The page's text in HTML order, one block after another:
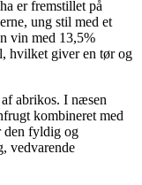
er fremstillet på
ung stil med et
vin med 13,5%
hvilket giver en tør og
abrikos. I næsen
kombineret med
den fyldig og
vedvarende